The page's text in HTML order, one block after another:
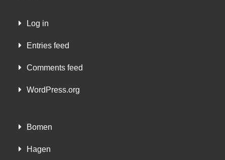
Log in
Entries feed
Comments feed
WordPress.org
Bomen
Hagen